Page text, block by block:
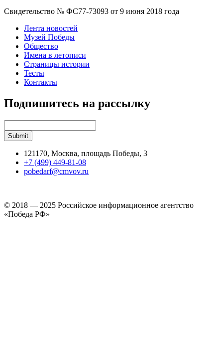
Свидетельство № ФС77-73093 от 9 июня 2018 года
Лента новостей
Музей Победы
Общество
Имена в летописи
Страницы истории
Тесты
Контакты
Подпишитесь на рассылку
121170, Москва, площадь Победы, 3
+7 (499) 449-81-08
pobedarf@cmvov.ru
© 2018 — 2025 Российское информационное агентство
«Победа РФ»